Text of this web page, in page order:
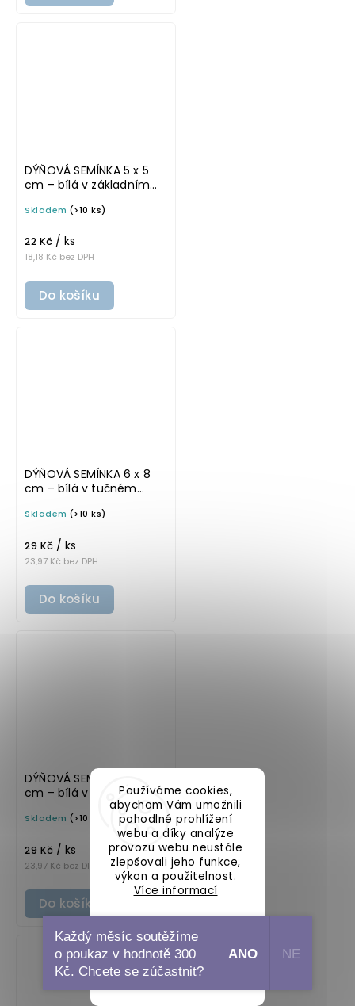
Používáme cookies,
abychom Vám umožnili
pohodlné prohlížení
webu a díky analýze
provozu webu neustále
zlepšovali jeho funkce,
výkon a použitelnost.
Více informací
Nastavení
Souhlasím
DÝŇOVÁ SEMÍNKA 5 x 5
cm – bílá v základním
samolepka na
Skladem (>10 ks)
18,18 Kč bez DPH
22 Kč / ks
Do košíku
DÝŇOVÁ SEMÍNKA 6 x 8
cm – bílá v tučném
samolepka na
Skladem (>10 ks)
23,97 Kč bez DPH
29 Kč / ks
Do košíku
DÝŇOVÁ SEMÍNKA 6 x 8
cm – bílá v základním
písmu, omyvatelná
samolepka na
potravinové dózy
Skladem (>10 ks)
23,97 Kč bez DPH
29 Kč / ks
Do košíku
Každý měsíc soutěžíme
o poukaz v hodnotě 300
Kč. Chcete se zúčastnit?
ANO NE